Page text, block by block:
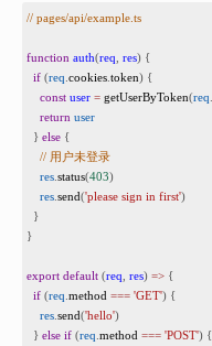
// pages/api/example.ts
function auth(req res) {
if (req cookies token) {
const user = getUserByToken(req
return user
  }
else {
// 用户未登录
res status(403)
res send('please sign in first')
  }
}
export default (req res) => {
if (req method === 'GET') {
res send('hello')
  }
else if (req method === 'POST') {